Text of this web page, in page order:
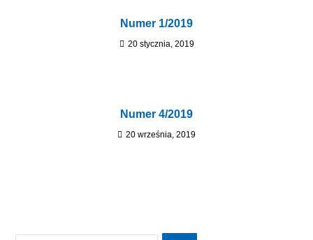
Numer 1/2019
20 stycznia, 2019
Numer 4/2019
20 września, 2019